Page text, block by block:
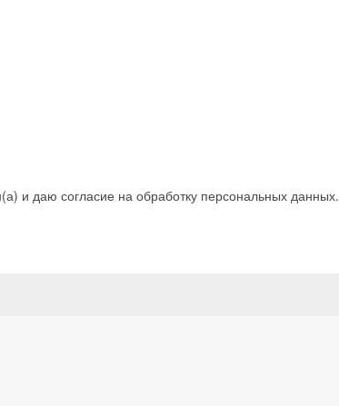
и даю согласие на обработку персональных данных.